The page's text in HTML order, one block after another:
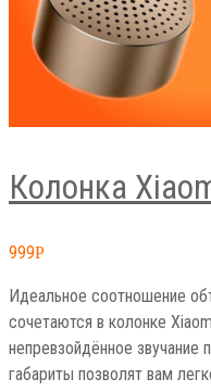
Колонка
999Р
Идеальное соотношение
сочетаются в колонке
непревзойдённое
габариты позволят вам